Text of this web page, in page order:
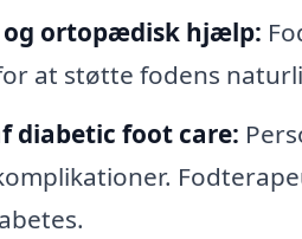
ortopædisk hjælp:
at støtte fodens
diabetic foot care: